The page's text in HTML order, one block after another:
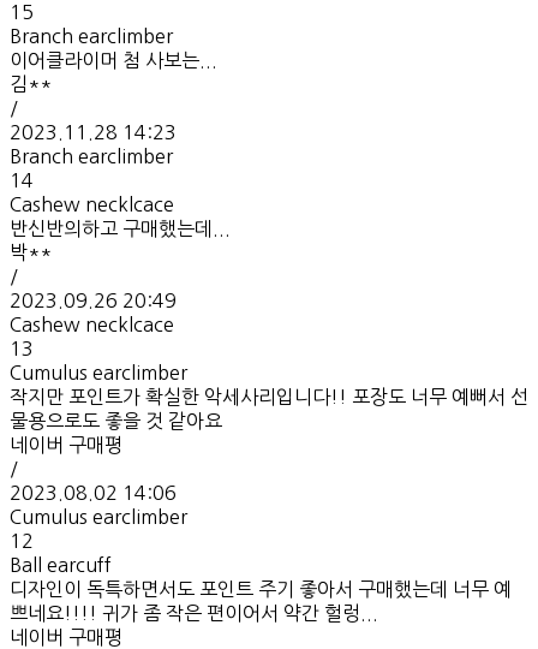
15
Branch earclimber
이어클라이머 첨 사보는...
김**
/
2023.11.28 14:23
Branch earclimber
14
Cashew necklcace
반신반의하고 구매했는데...
박**
/
2023.09.26 20:49
Cashew necklcace
13
Cumulus earclimber
작지만 포인트가 확실한 악세사리입니다!! 포장도 너무 예뻐서 선
물용으로도 좋을 것 같아요
네이버 구매평
/
2023.08.02 14:06
Cumulus earclimber
12
Ball earcuff
디자인이 독특하면서도 포인트 주기 좋아서 구매했는데 너무 예
쁘네요!!!! 귀가 좀 작은 편이어서 약간 헐렁...
네이버 구매평